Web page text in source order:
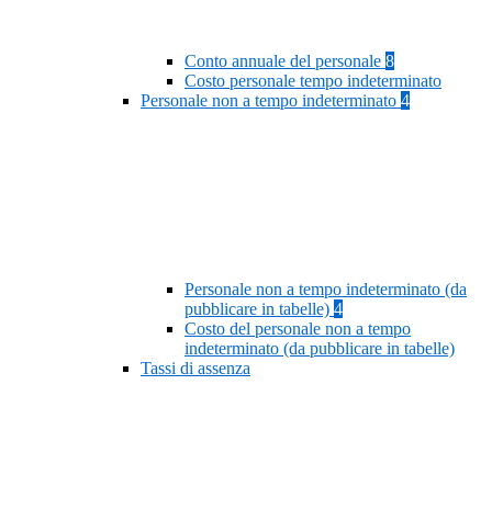
Conto annuale del personale 8
Costo personale tempo indeterminato
Personale non a tempo indeterminato 4
Personale non a tempo indeterminato (da
pubblicare in tabelle) 4
Costo del personale non a tempo
indeterminato (da pubblicare in tabelle)
Tassi di assenza